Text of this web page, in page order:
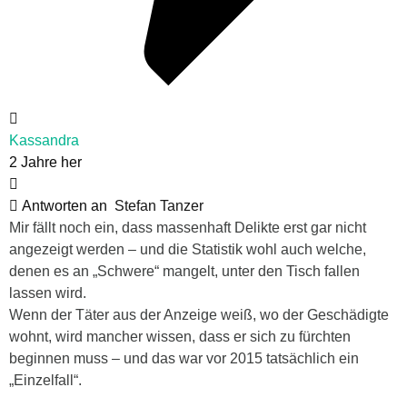
Kassandra
2 Jahre her
Antworten an Stefan Tanzer
Mir fällt noch ein, dass massenhaft Delikte erst gar nicht
angezeigt werden – und die Statistik wohl auch welche,
denen es an „Schwere“ mangelt, unter den Tisch fallen
lassen wird.
Wenn der Täter aus der Anzeige weiß, wo der Geschädigte
wohnt, wird mancher wissen, dass er sich zu fürchten
beginnen muss – und das war vor 2015 tatsächlich ein
„Einzelfall“.